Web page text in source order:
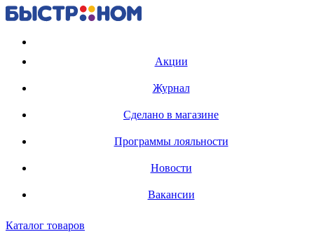
Акции
Журнал
Сделано в магазине
Программы лояльности
Новости
Вакансии
Каталог товаров